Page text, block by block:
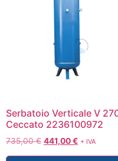
Serbatoio Verticale V
Ceccato 2236100972
735,00€ 441,00€ + IVA